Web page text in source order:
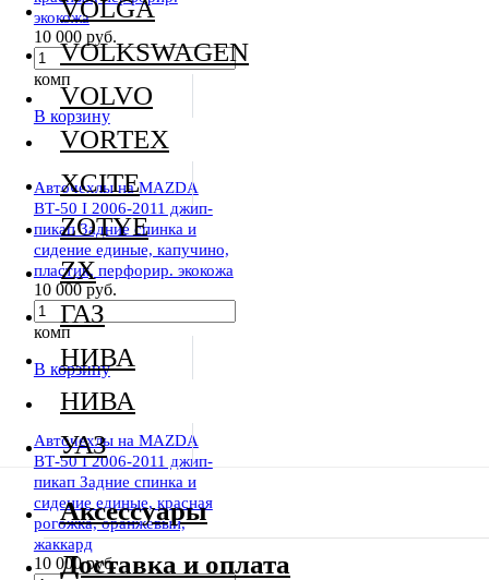
экокожа
10 000 руб.
комп
В корзину
Авточехлы на MAZDA
BТ-50 I 2006-2011 джип-
пикап Задние спинка и
сидение единые, капучино,
пластик, перфорир. экокожа
10 000 руб.
комп
В корзину
Авточехлы на MAZDA
BТ-50 I 2006-2011 джип-
пикап Задние спинка и
сидение единые, красная
рогожка, оранжевый,
жаккард
10 000 руб.
VOLGA
VOLKSWAGEN
VOLVO
VORTEX
XCITE
ZOTYE
ZX
ГАЗ
НИВА
НИВА
УАЗ
Аксессуары
Доставка и оплата